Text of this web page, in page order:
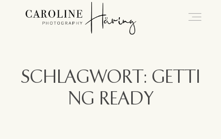
SCHLAGWORT: GETTI
NG READY
Caro